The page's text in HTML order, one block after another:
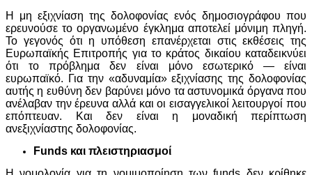
Η μη εξιχνίαση της δολοφονίας ενός δημοσιογράφου που
ερευνούσε το οργανωμένο έγκλημα αποτελεί μόνιμη πληγή.
Το γεγονός ότι η υπόθεση επανέρχεται στις εκθέσεις της
Ευρωπαϊκής Επιτροπής για το κράτος δικαίου καταδεικνύει
ότι το πρόβλημα δεν είναι μόνο εσωτερικό — είναι
ευρωπαϊκό. Για την «αδυναμία» εξιχνίασης της δολοφονίας
αυτής η ευθύνη δεν βαρύνει μόνο τα αστυνομικά όργανα που
ανέλαβαν την έρευνα αλλά και οι εισαγγελικοί λειτουργοί που
επόπτευαν. Και δεν είναι η μοναδική περίπτωση
ανεξιχνίαστης δολοφονίας.
Funds και πλειστηριασμοί